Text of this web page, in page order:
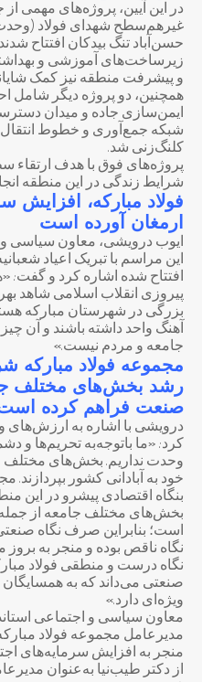
در این آیین، پروژه‌های مهمی
غیرهم‌سطح شهدای فولاد
حسن‌آباد تنگ بیدکان افتتاح شدند.
زیرساخت‌های آموزشی و
و پیشرفت منطقه نیز کمک
همچنین، دو پروژه دیگر شامل
ایمن‌سازی جاده و میدان
شبکه جمع‌آوری و خطوط
کلنگ‌زنی شد.
پروژه‌های فوق با هدف ارتقاء
شرایط زندگی در این منطقه
فولاد مبارکه، افزایش
ارمغان آورده است
ایوب درویشی، معاون سیاسی و
این مراسم با تبریک اعیاد
افتتاح شده اشاره کرد و گفت:
پیروزی انقلاب اسلامی شاهد
بزرگی در شهرستان مبارکه
آهنگ واحد داشته باشند و آن
جامعه و مردم نیست.»
مجموعه فولاد مبارکه
رشد بخش‌های مختلف
صنعت فراهم کرده
درویشی با اشاره به ارزش‌های
کرد: «ما باتوجه‌به تحریم‌ها و
وحدت نداریم. بخش‌های مختلف
خود به آبادانی کشور بپردازند.
بنگاه اقتصادی پیشرو در این
بخش‌های مختلف جامعه از
است؛ بنابراین صرف نگاه
نگاه ناقص بوده و منجر به
نگاه درست و منطقی فولاد
صنعتی می‌داند که به
ویژه‌ای دارد.»
معاون سیاسی و اجتماعی
مدیرعامل مجموعه فولاد
منجر به افزایش سرمایه‌های
از دکتر طیب‌نیا به‌عنوان